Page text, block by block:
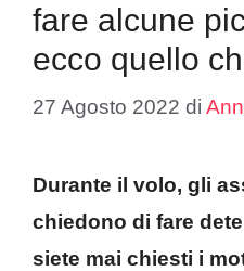
fare alcune
ecco quello
27 Agosto 2022 di
Durante il volo, gli
chiedono di fare
siete mai chiesti i